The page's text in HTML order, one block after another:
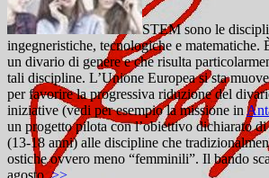
STEM sono le
ingegneristiche, tecnologiche e matematiche.
un divario di genere e che risulta
tali discipline. L’Unione Europea si sta
per favorire la progressiva riduzione del
iniziative (vedi per esempio la missione in
un progetto pilota con l’obiettivo dichiarato
(13-18 anni) alle discipline che
ostiche ovvero meno “femminili”. Il bando